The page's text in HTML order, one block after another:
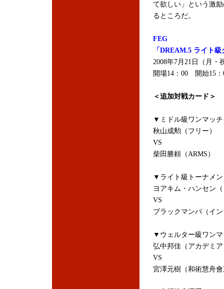
て欲しい」という激
るところだ。
FEG
「DREAM.5 ライト
2008年7月21日（月・
開場14：00 開始15：
＜追加対戦カード＞
▼ミドル級ワンマッチ
秋山成勲（フリー）
VS
柴田勝頼（ARMS）
▼ライト級トーナメ
ヨアキム・ハンセン
VS
ブラックマンバ（イ
▼ウェルター級ワン
弘中邦佳（アカデミ
VS
宮澤元樹（和術慧舟